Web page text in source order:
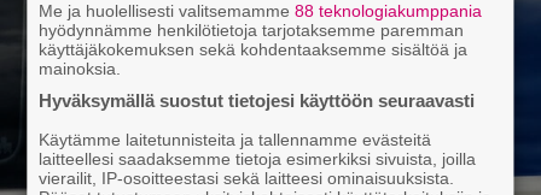
Me ja huolellisesti valitsemamme88 teknologiakumppania
hyödynnämme henkilötietoja tarjotaksemme paremman
käyttäjäkokemuksen sekä kohdentaaksemme sisältöä ja
mainoksia.
Hyväksymällä suostut tietojesi käyttöön seuraavasti
Käytämme laitetunnisteita ja tallennamme evästeitä
laitteellesi saadaksemme tietoja esimerkiksi sivuista, joilla
vierailit, IP-osoitteestasi sekä laitteesi ominaisuuksista.